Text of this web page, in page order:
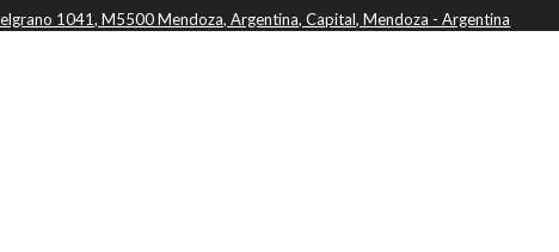
1041, M5500 Mendoza, Argentina, Capital, Mendoza - Argentina